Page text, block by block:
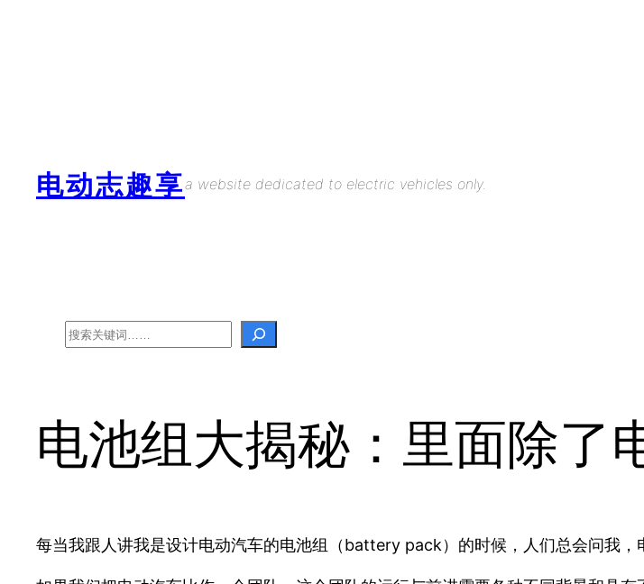
电动志趣享a website dedicated to electric vehicles only.
Search
电池组大揭秘：里面除了
每当我跟人讲我是设计电动汽车的电池组（battery pack）的时候，人们总会问我